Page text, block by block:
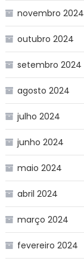
novembro 2024
outubro 2024
setembro 2024
agosto 2024
julho 2024
junho 2024
maio 2024
abril 2024
março 2024
fevereiro 2024